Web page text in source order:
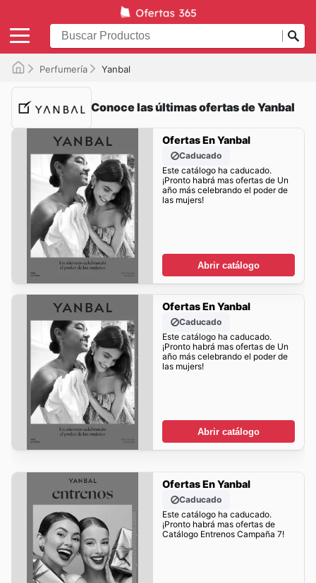
Perfumería Yanbal
Conoce las últimas ofertas de Yanbal
Ofertas En Yanbal
Caducado
Este catálogo ha caducado.
¡Pronto habrá mas ofertas de Un
año más celebrando el poder de
las mujers!
Abrir catálogo
Ofertas En Yanbal
Caducado
Este catálogo ha caducado.
¡Pronto habrá mas ofertas de Un
año más celebrando el poder de
las mujers!
Abrir catálogo
Ofertas En Yanbal
Caducado
Este catálogo ha caducado.
¡Pronto habrá mas ofertas de
Catálogo Entrenos Campaña 7!